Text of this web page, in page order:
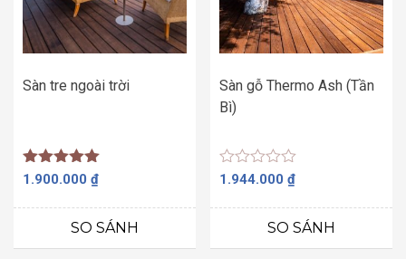
Sàn tre ngoài trời
Được xếp
5.00
1.900.000 ₫
SO SÁNH
Sàn gỗ Thermo Ash (Tần
Bì)
Được
hạng
sao
1.944.000₫
SO SÁNH